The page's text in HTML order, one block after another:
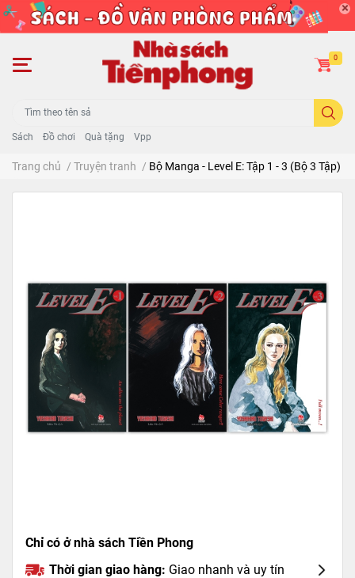
Sách Đồ chơi Quà tặng Vpp
0
Trang chủ / Truyện tranh / Bộ Manga - Level E: Tập 1 - 3 (Bộ 3 Tập)
Chỉ có ở nhà sách Tiền Phong
Thời gian giao hàng: Giao nhanh và uy tín